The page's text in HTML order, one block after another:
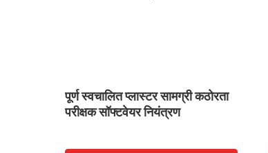
पूर्ण स्वचालित प्लास्टर सामग्री कठोरता
परीक्षक सॉफ्टवेयर नियंत्रण